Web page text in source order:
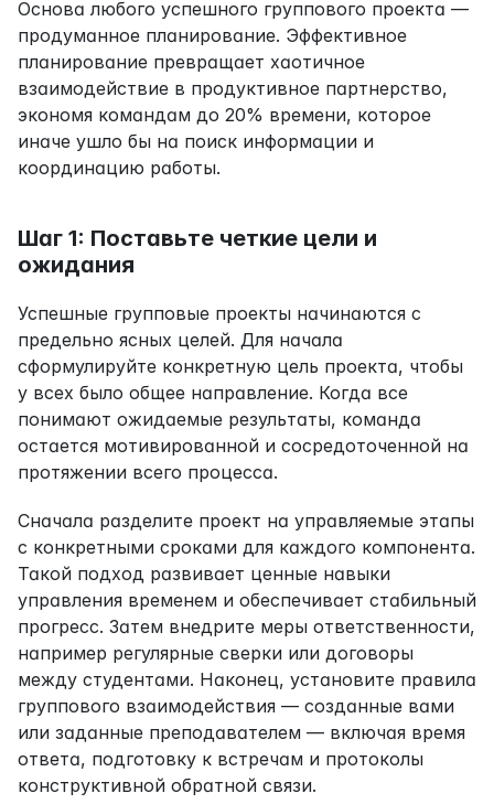
Основа любого успешного группового проекта —
продуманное планирование. Эффективное
планирование превращает хаотичное
взаимодействие в продуктивное партнерство,
экономя командам до 20% времени, которое
иначе ушло бы на поиск информации и
координацию работы.
Шаг 1: Поставьте четкие цели и
ожидания
Успешные групповые проекты начинаются с
предельно ясных целей. Для начала
сформулируйте конкретную цель проекта, чтобы
у всех было общее направление. Когда все
понимают ожидаемые результаты, команда
остается мотивированной и сосредоточенной на
протяжении всего процесса.
Сначала разделите проект на управляемые этапы
с конкретными сроками для каждого компонента.
Такой подход развивает ценные навыки
управления временем и обеспечивает стабильный
прогресс. Затем внедрите меры ответственности,
например регулярные сверки или договоры
между студентами. Наконец, установите правила
группового взаимодействия — созданные вами
или заданные преподавателем — включая время
ответа, подготовку к встречам и протоколы
конструктивной обратной связи.